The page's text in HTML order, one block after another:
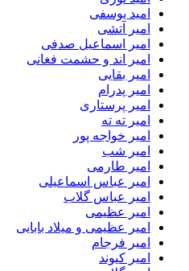
امید یوسفی
امیر آتشی
امیر اسماعیل صدفی
امیر اند و حشمت فغانی
امیر بقایی
امیر پدرام
امیر پرستاری
امیر ته ته
امیر خواجه پور
امیر شب
امیر طارمی
امیر عباس اسماعیلی
امیر عباس گلاب
امیر عظیمی
امیر عظیمی و میلاد بابایی
امیر فرجام
امیر کیوند